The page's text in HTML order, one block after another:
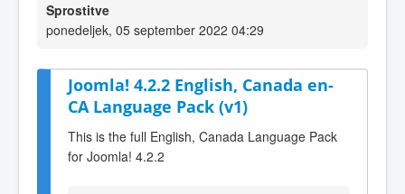
Sprostitve
ponedeljek, 05 september 2022 04:29
Joomla! 4.2.2 English, Canada en-
CA Language Pack (v1)
This is the full English, Canada Language Pack
for Joomla! 4.2.2